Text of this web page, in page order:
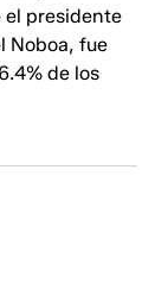
el presidente
Noboa, fue
de los